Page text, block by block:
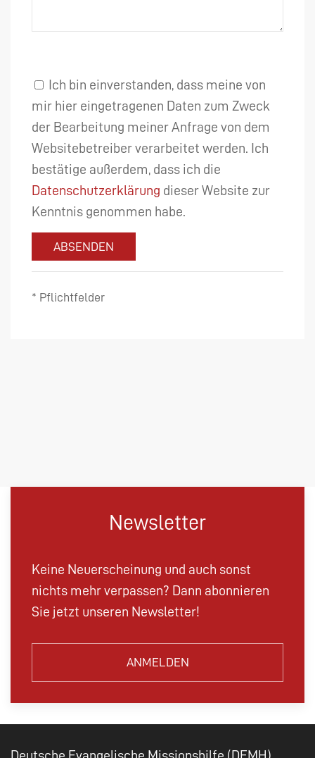
Ich bin einverstanden, dass meine von
mir hier eingetragenen Daten zum Zweck
der Bearbeitung meiner Anfrage von dem
Websitebetreiber verarbeitet werden. Ich
bestätige außerdem, dass ich die
Datenschutzerklärung dieser Website zur
Kenntnis genommen habe.
ABSENDEN
* Pflichtfelder
Newsletter
Keine Neuerscheinung und auch sonst
nichts mehr verpassen? Dann abonnieren
Sie jetzt unseren Newsletter!
ANMELDEN
Deutsche Evangelische Missionshilfe (DEMH)